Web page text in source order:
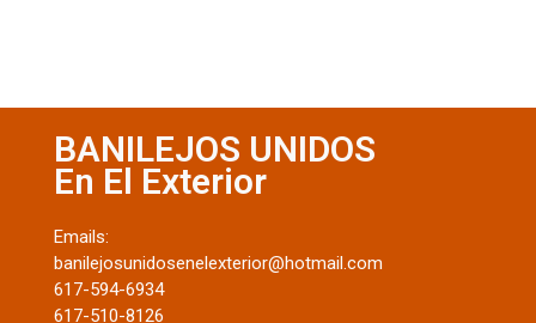
BANILEJOS UNIDOS
En El Exterior
Emails:
banilejosunidosenelexterior@hotmail.com
617-594-6934
617-510-8126